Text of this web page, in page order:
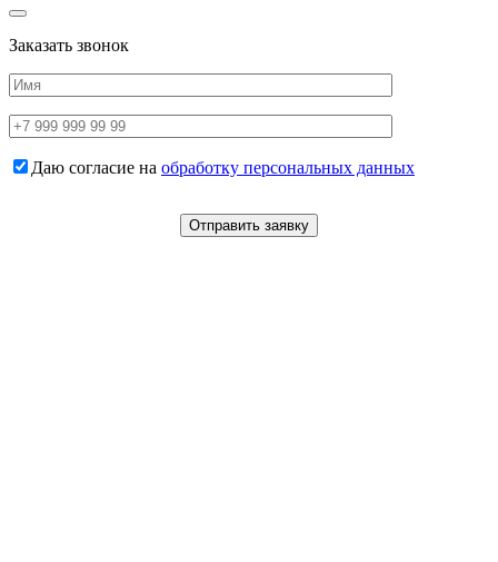
Заказать звонок
Даю согласие на обработку персональных данных